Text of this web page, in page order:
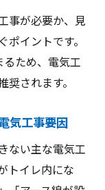
事が必要か、見
イントです。
ため、電気工
されます。
気工事要因
ない主な電気工
トイレ内にな